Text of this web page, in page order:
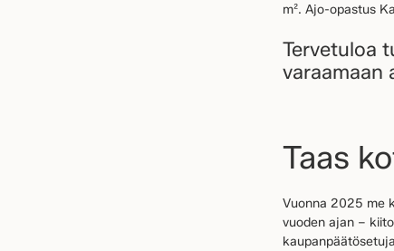
m². Ajo-opastus
Tervetuloa
varaamaan
Taas
Vuonna 2025 me
vuoden ajan –